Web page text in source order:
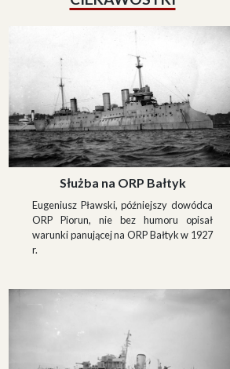
Służba na ORP Bałtyk
Eugeniusz Pławski, późniejszy dowódca
ORP Piorun, nie bez humoru opisał
warunki panującej na ORP Bałtyk w 1927
r.